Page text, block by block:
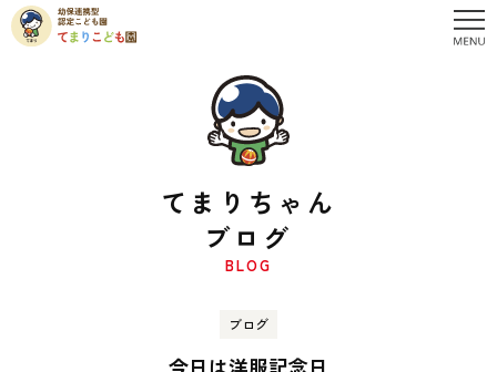
てまりちゃん
ブログ
BLOG
ブログ